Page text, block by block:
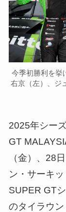
今季初勝利を挙
右京（左）、ジ
2025年シー
GT
（金）、28
ン・サーキッ
SUPER GT
のタイラウ